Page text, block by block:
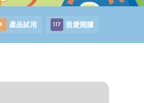
產品試用 117 我愛閱讀